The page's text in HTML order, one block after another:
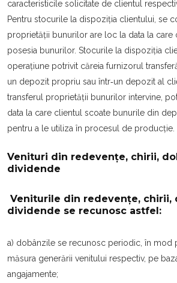
caracteristicile solicitate de clientul
Pentru stocurile la dispoziția clientului, se
proprietății bunurilor are loc la data la care
posesia bunurilor. Stocurile la dispoziția
operațiune potrivit căreia furnizorul
un depozit propriu sau într‐un depozit al
transferul proprietății bunurilor intervine,
data la care clientul scoate bunurile din
pentru a le utiliza în procesul de producție.
Venituri din redevențe, chirii,
dividende
Veniturile din redevențe, chirii,
dividende se recunosc astfel:
a) dobânzile se recunosc periodic, în mod
măsura generării venitului respectiv, pe
angajamente;